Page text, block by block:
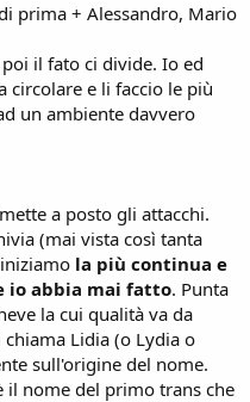
prima + Alessandro, Mario
il fato ci divide. Io ed
circolare e li faccio le più
un ambiente davvero
a posto gli attacchi.
(mai vista così tanta
la più continua e
io abbia mai fatto. Punta
la cui qualità va da
Lidia (o Lydia o
sull'origine del nome.
il nome del primo trans che